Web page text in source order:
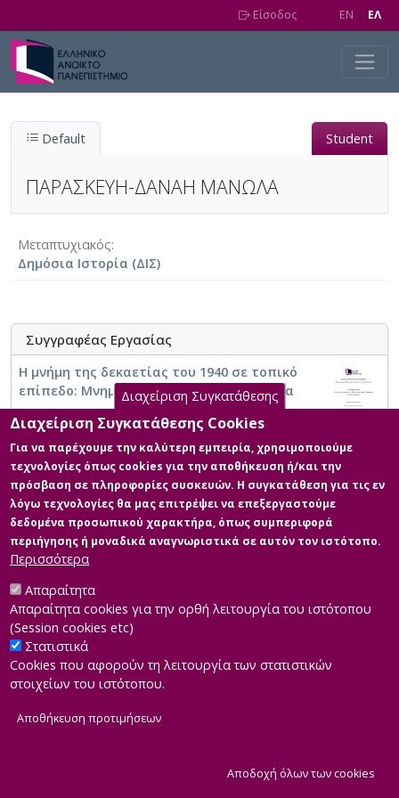
Είσοδος EN EΛ
Default Student
ΠΑΡΑΣΚΕΥΗ-ΔΑΝΑΗ ΜΑΝΩΛΑ
Μεταπτυχιακός
Δημόσια Ιστορία (ΔΙΣ)
Συγγραφέας Εργασίας
Η μνήμη της δεκαετίας του 1940 σε τοπικό
επίπεδο: Μνημονικοί τόποι στην Κέρκυρα
Developed byINTEROPTICS
Διαχείριση Συγκατάθεσης
Διαχείριση Συγκατάθεσης Cookies
Για να παρέχουμε την καλύτερη εμπειρία, χρησιμοποιούμε
τεχνολογίες όπως cookies για την αποθήκευση ή/και την
πρόσβαση σε πληροφορίες συσκευών. Η συγκατάθεση για τις εν
λόγω τεχνολογίες θα μας επιτρέψει να επεξεργαστούμε
δεδομένα προσωπικού χαρακτήρα, όπως συμπεριφορά
περιήγησης ή μοναδικά αναγνωριστικά σε αυτόν τον ιστότοπο.
Περισσότερα
Απαραίτητα
Απαραίτητα cookies για την ορθή λειτουργία του ιστότοπου
(Session cookies etc)
Στατιστικά
Cookies που αφορούν τη λειτουργία των στατιστικών
στοιχείων του ιστότοπου.
Αποθήκευση προτιμήσεων
Αποδοχή όλων των cookies